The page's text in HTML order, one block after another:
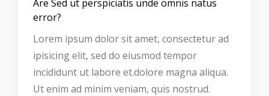
Are Sed ut perspiciatis unde omnis natus
error?
Lorem ipsum dolor sit amet, consectetur ad
ipisicing elit, sed do eiusmod tempor
incididunt ut labore et.dolore magna aliqua.
Ut enim ad minim veniam, quis nostrud.